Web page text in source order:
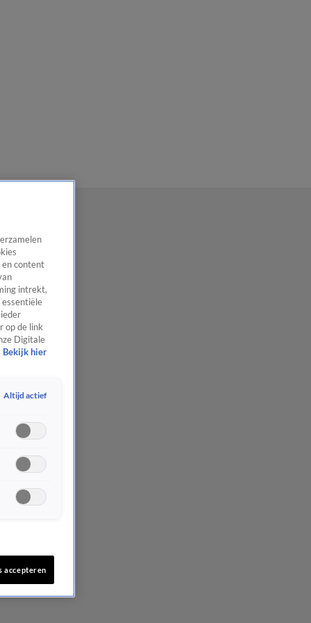
en content
intrekt,
op de link
Digitale
Bekijk hier
Altijd actief
accepteren